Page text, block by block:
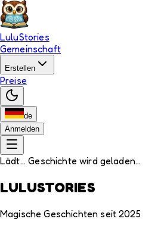
LuluStories
Gemeinschaft
Erstellen
Preise
de
Anmelden
Lädt... Geschichte wird geladen...
LULUSTORIES
Magische Geschichten seit 2025